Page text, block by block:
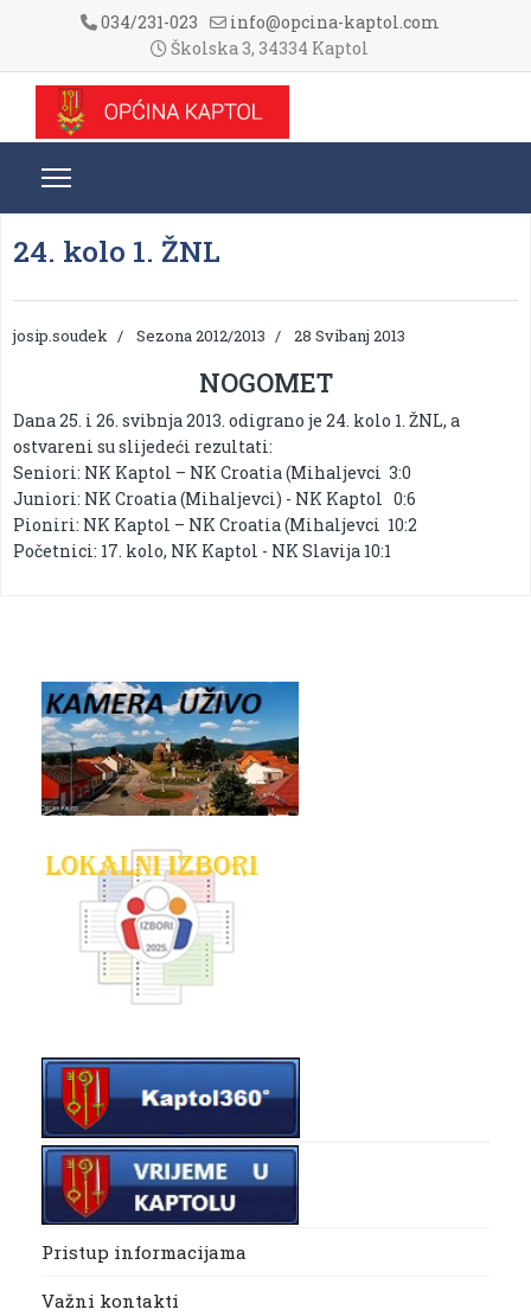
034/231-023
info@opcina-kaptol.com
Školska 3, 34334 Kaptol
24. kolo 1. ŽNL
josip.soudek Sezona 2012/2013 28 Svibanj 2013
NOGOMET
Dana 25. i 26. svibnja 2013. odigrano je 24. kolo 1. ŽNL, a
ostvareni su slijedeći rezultati:
Seniori: NK Kaptol – NK Croatia (Mihaljevci 3:0
Juniori: NK Croatia (Mihaljevci) - NK Kaptol 0:6
Pioniri: NK Kaptol – NK Croatia (Mihaljevci 10:2
Početnici: 17. kolo, NK Kaptol - NK Slavija 10:1
Pristup informacijama
Važni kontakti